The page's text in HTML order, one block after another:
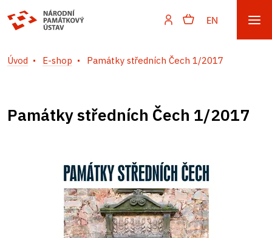
EN
Úvod E-shop Památky středních Čech 1/2017
Památky středních Čech 1/2017